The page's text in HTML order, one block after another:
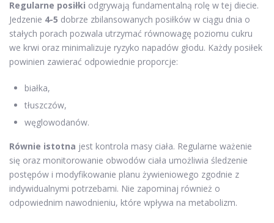
Regularne posiłki odgrywają fundamentalną rolę w tej diecie.
Jedzenie 4-5 dobrze zbilansowanych posiłków w ciągu dnia o
stałych porach pozwala utrzymać równowagę poziomu cukru
we krwi oraz minimalizuje ryzyko napadów głodu. Każdy posiłek
powinien zawierać odpowiednie proporcje:
białka,
tłuszczów,
węglowodanów.
Równie istotna jest kontrola masy ciała. Regularne ważenie
się oraz monitorowanie obwodów ciała umożliwia śledzenie
postępów i modyfikowanie planu żywieniowego zgodnie z
indywidualnymi potrzebami. Nie zapominaj również o
odpowiednim nawodnieniu, które wpływa na metabolizm.